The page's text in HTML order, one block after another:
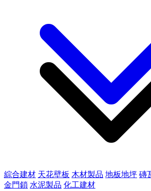
綜合建材 天花壁板 木材製品 地板地坪 磚
金門鎖 水泥製品 化工建材